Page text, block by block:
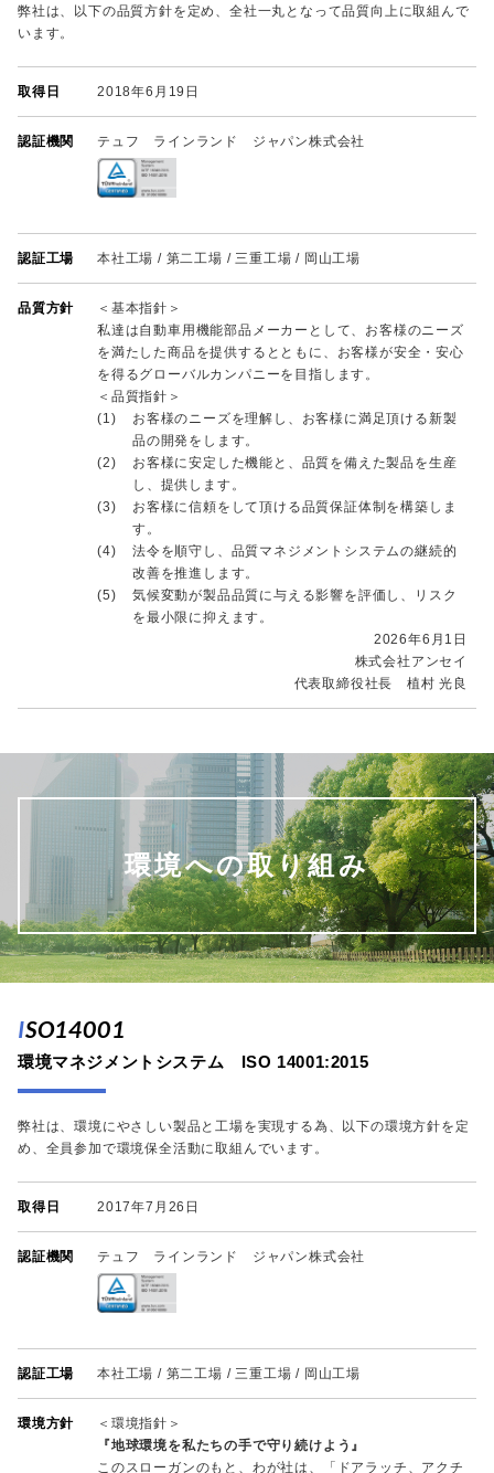
弊社は、以下の品質方針を定め、全社一丸となって品質向上に取組んで
います。
取得日 2018年6月19日
認証機関 テュフ ラインランド ジャパン株式会社
認証工場 本社工場 / 第二工場 / 三重工場 / 岡山工場
品質方針
＜基本指針＞
私達は自動車用機能部品メーカーとして、お客様のニーズ
を満たした商品を提供するとともに、お客様が安全・安心
を得るグローバルカンパニーを目指します。
＜品質指針＞
(1)
お客様のニーズを理解し、お客様に満足頂ける新製
品の開発をします。
(2)
お客様に安定した機能と、品質を備えた製品を生産
し、提供します。
(3)
お客様に信頼をして頂ける品質保証体制を構築しま
す。
(4)
法令を順守し、品質マネジメントシステムの継続的
改善を推進します。
(5)
気候変動が製品品質に与える影響を評価し、リスク
を最小限に抑えます。
2026年6月1日
株式会社アンセイ
代表取締役社長 植村 光良
環境への取り組み
ISO14001
環境マネジメントシステム ISO 14001:2015
弊社は、環境にやさしい製品と工場を実現する為、以下の環境方針を定
め、全員参加で環境保全活動に取組んでいます。
取得日 2017年7月26日
認証機関 テュフ ラインランド ジャパン株式会社
認証工場 本社工場 / 第二工場 / 三重工場 / 岡山工場
環境方針
＜環境指針＞
『地球環境を私たちの手で守り続けよう』
このスローガンのもと、わが社は、「ドアラッチ、アクチ